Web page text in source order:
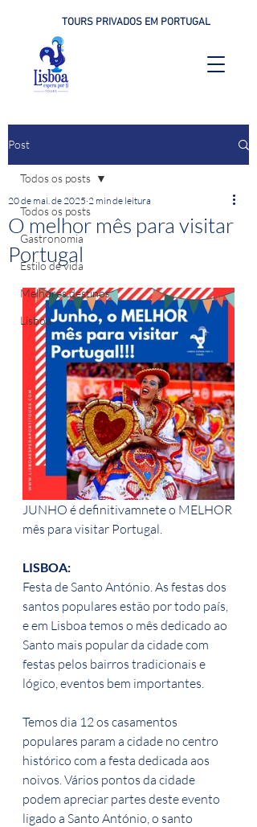
TOURS PRIVADOS EM PORTUGAL
Post
Todos os posts
Gastronomia
Estilo de vida
Melhores destinos
Lisboa
Todos os posts
O melhor mês para visitar
Portugal
20 de mai. de 2025 2 min de leitura
JUNHO é definitivamnete o MELHOR
mês para visitar Portugal.
LISBOA:
Festa de Santo António. As festas dos
santos populares estão por todo país,
e em Lisboa temos o mês dedicado ao
Santo mais popular da cidade com
festas pelos bairros tradicionais e
lógico, eventos bem importantes.
Temos dia 12 os casamentos
populares param a cidade no centro
histórico com a festa dedicada aos
noivos. Vários pontos da cidade
podem apreciar partes deste evento
ligado a Santo António, o santo